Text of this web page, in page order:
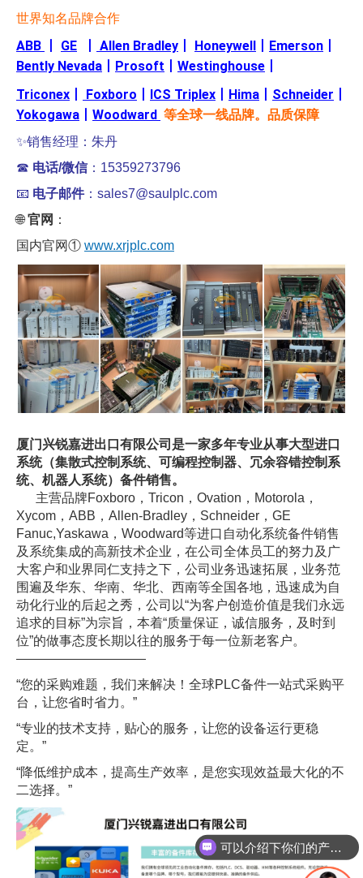
世界知名品牌合作
ABB GE Allen Bradley Honeywell Emerson
Bently Nevada
Prosoft Westinghouse
Triconex
Foxboro ICS Triplex Hima Schneider
Yokogawa
Woodward 等全球一线品牌。品质保障
✨销售经理：朱丹
☎ 电话/微信：15359273796
📧 电子邮件：sales7@saulplc.com
🌐官网 ：
国内官网① www.xrjplc.com
厦门兴锐嘉进出口有限公司是一家多年专业从事大型进口
系统（集散式控制系统、可编程控制器、冗余容错控制系
统、机器人系统）备件销售。
主营品牌Foxboro，Tricon，Ovation，Motorola，
Xycom，ABB，Allen-Bradley，Schneider，GE
Fanuc,Yaskawa，Woodward等进口自动化系统备件销售
及系统集成的高新技术企业，在公司全体员工的努力及广
大客户和业界同仁支持之下，公司业务迅速拓展，业务范
围遍及华东、华南、华北、西南等全国各地，迅速成为自
动化行业的后起之秀，公司以“为客户创造价值是我们永远
追求的目标”为宗旨，本着“质量保证，诚信服务，及时到
位”的做事态度长期以往的服务于每一位新老客户。
——————————
“您的采购难题，我们来解决！全球PLC备件一站式采购平
台，让您省时省力。”
“专业的技术支持，贴心的服务，让您的设备运行更稳
定。”
“降低维护成本，提高生产效率，是您实现效益最大化的不
二选择。”
可以介绍下你们的产品么